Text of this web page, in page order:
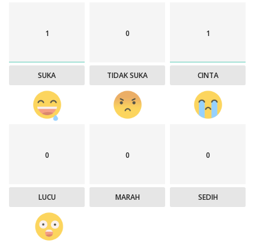
1
SUKA
0
TIDAK SUKA
1
CINTA
0
LUCU
0
MARAH
0
SEDIH